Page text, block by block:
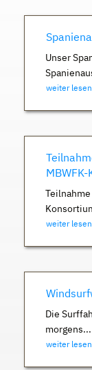
Unser
weiter lesen
weiter lesen
Die
morgens...
weiter lesen